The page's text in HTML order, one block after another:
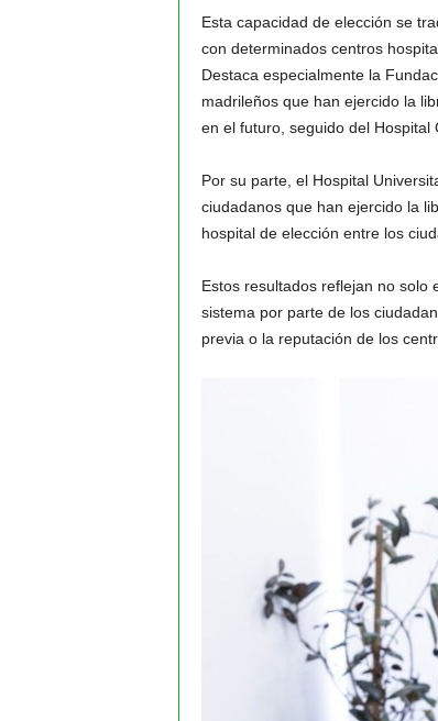
Esta capacidad de elección se
con determinados centros
Destaca especialmente la
madrileños que han ejercido la
en el futuro, seguido del Hospital
Por su parte, el Hospital
ciudadanos que han ejercido la
hospital de elección entre los
Estos resultados reflejan no solo
sistema por parte de los
previa o la reputación de los